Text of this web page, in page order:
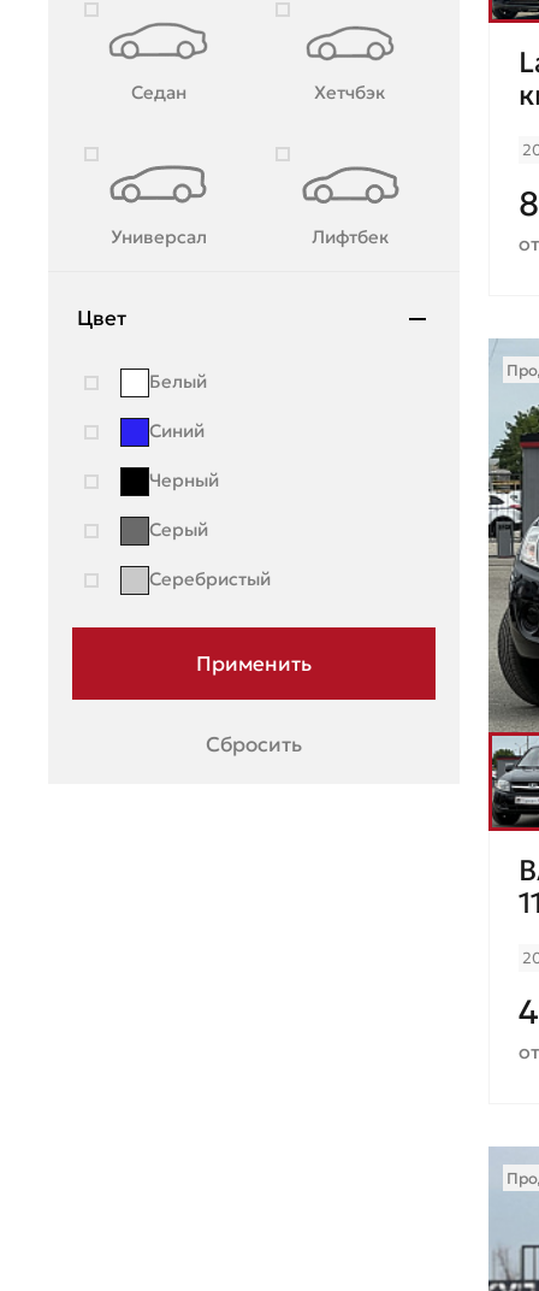
Lincoln
Mercedes-Benz
Moskvich
OMODA
Opel
Peugeot
Porsche
Ravon
Седан Хетчбэк
Универсал Лифтбек
Цвет
Белый
Синий
Черный
Серый
Серебристый
Сбросить